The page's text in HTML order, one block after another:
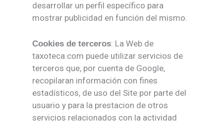
desarrollar un perfil específico para
mostrar publicidad en función del mismo.
Cookies de terceros: La Web de
taxoteca.com puede utilizar servicios de
terceros que, por cuenta de Google,
recopilaran información con fines
estadísticos, de uso del Site por parte del
usuario y para la prestacion de otros
servicios relacionados con la actividad